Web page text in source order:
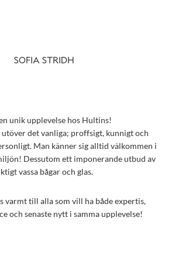
SOFIA STRIDH
unik upplevelse hos Hultins!
det vanliga; proffsigt, kunnigt och
Man känner sig alltid välkommen i
Dessutom ett imponerande utbud av
vassa bågar och glas.
varmt till alla som vill ha både expertis,
och senaste nytt i samma upplevelse!